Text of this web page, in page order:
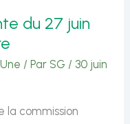
du 27 juin
/ Par SG / 30 juin
la commission